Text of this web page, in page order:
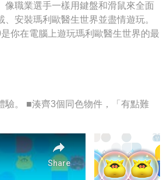
職業選手一樣用鍵盤和滑鼠來全面
安裝瑪利歐醫生世界並盡情遊玩。
你在電腦上遊玩瑪利歐醫生世界的最
遊戲；我們，用嫻熟的技術編程，
驗。 ■湊齊3個同色物件，「有點難